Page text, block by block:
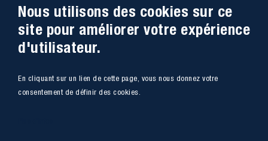
Téléphone
04 66 78 50 00
Coordonnée GPS:44.13312 - 4.08836
Plan du site Marchés Publics
Nous utilisons des cookies sur ce
site pour améliorer votre expérience
d'utilisateur.
En cliquant sur un lien de cette page, vous nous donnez votre
consentement de définir des cookies.